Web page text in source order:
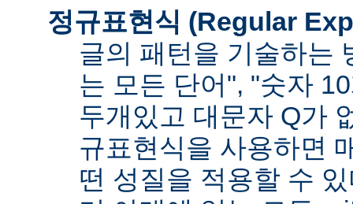
정규표현식 (Regular
글의 패턴을 기술하는
는 모든 단어", "숫자
두개있고 대문자 Q가
규표현식을 사용하면
떤 성질을 적용할 수